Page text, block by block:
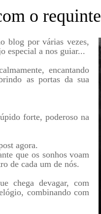
o
blog por várias vezes,
especial a nos guiar...
encantando
as portas da sua
forte, poderoso na
agora.
que os sonhos voam
de cada um de nós.
chega devagar, com
combinando com